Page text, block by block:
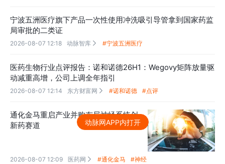
宁波五洲医疗旗下产品一次性使用冲洗吸引导管拿到国家药监
局审批的二类证
2026-08-07 12:18 动脉智库  #宁波五洲医疗
医药生物行业点评报告：诺和诺德26H1：Wegovy矩阵放量驱
动减重高增，公司上调全年指引
2026-08-07 12:14 东方财富网  #诺和诺德 #点评
通化金马重启产业并购布局神经系统创
新药赛道
2026-08-07 12:09 医药网  #通化金马 #神经
动脉网APP内打开